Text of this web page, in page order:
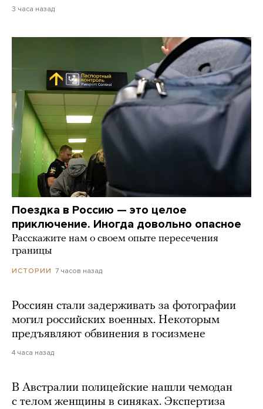
3 часа назад
Поездка в Россию — это целое
приключение. Иногда довольно опасное
Расскажите нам о своем опыте пересечения
границы
ИСТОРИИ 7 часов назад
Россиян стали задерживать за фотографии
могил российских военных. Некоторым
предъявляют обвинения в госизмене
4 часа назад
В Австралии полицейские нашли чемодан
с телом женщины в синяках. Экспертиза